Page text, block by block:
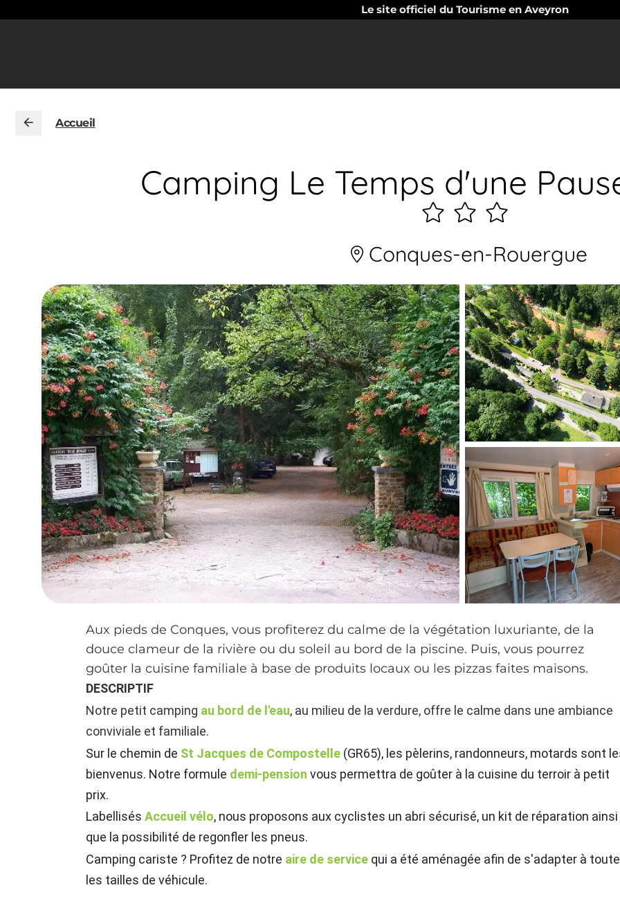
Le site officiel du Tourisme en Aveyron
Accueil
Camping Le Temps d'une
3
étoiles
Conques-en-Rouergue
Aux pieds de Conques, vous profiterez du calme de la végétation luxuriante, de la
douce clameur de la rivière ou du soleil au bord de la piscine. Puis, vous pourrez
goûter la cuisine familiale à base de produits locaux ou les pizzas faites maisons.
DESCRIPTIF
Notre petit camping au bord de l'eau, au milieu de la verdure, offre le calme dans une ambiance
conviviale et familiale.
Sur le chemin de St Jacques de Compostelle (GR65), les pèlerins, randonneurs, motards sont
bienvenus. Notre formule demi-pension vous permettra de goûter à la cuisine du terroir à petit
prix.
LabellisésAccueil vélo, nous proposons aux cyclistes un abri sécurisé, un kit de réparation ainsi
que la possibilité de regonfler les pneus.
Camping cariste ? Profitez de notre aire de service qui a été aménagée afin de s'adapter à
les tailles de véhicule.